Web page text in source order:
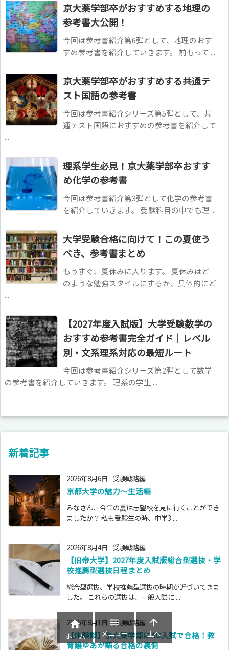
京大薬学部卒がおすすめする地理の
参考書大公開！
今回は参考書紹介第6弾として、地理のおす
すめ参考書を紹介していきます。 前もって ...
京大薬学部卒がおすすめする共通テ
スト国語の参考書
今回は参考書紹介シリーズ第5弾として、共
通テスト国語におすすめの参考書を紹介して
...
理系学生必見！京大薬学部卒おすす
め化学の参考書
今回は参考書紹介第3弾として化学の参考書
を紹介していきます。 受験科目の中でも理 ...
大学受験合格に向けて！この夏使う
べき、参考書まとめ
もうすぐ、夏休みに入ります。 夏休みはど
のような勉強スタイルにするか、具体的にど
...
【2027年度入試版】大学受験数学の
おすすめ参考書完全ガイド｜レベル
別・文系理系対応の最短ルート
今回は参考書紹介シリーズ第2弾として数学
の参考書を紹介していきます。 理系の学生 ...
新着記事
2026年8月6日 : 受験戦略編
京都大学の魅力～生活編
みなさん、今年の夏は志望校を見に行くことができ
ましたか？ 私も受験生の時、中学3 ...
2026年8月4日 : 受験戦略編
【旧帝大学】2027年度入試版総合型選抜・学
校推薦型選抜日程まとめ
総合型選抜、学校推薦型選抜の時期が近づいてきま
した。 これらの選抜は、一般入試に ...
2026年8月1日 :受験戦略編
【体験談】京大薬学部にAO入試で合格！教
育嬢ゆあが語る合格の裏側

ホーム

メニュー

上へ